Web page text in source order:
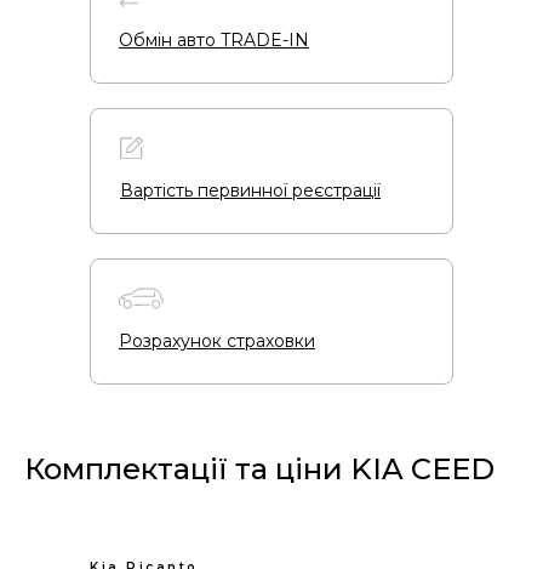
Розрахунок страховки
Обмін авто TRADE-IN
Вартість первинної реєстрації
Комплектації та ціни KIA CEED